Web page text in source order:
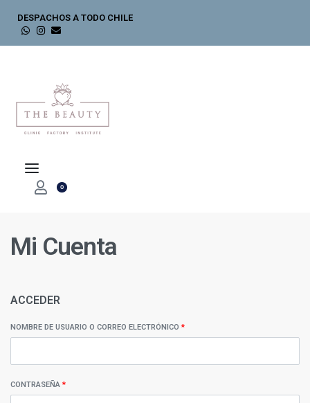
DESPACHOS A TODO CHILE
0
Mi Cuenta
ACCEDER
NOMBRE DE USUARIO O CORREO ELECTRÓNICO *
CONTRASEÑA *